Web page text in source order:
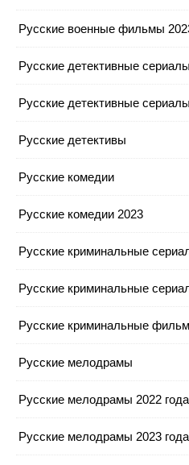
Русские военные фильмы
Русские детективные сериалы
Русские детективные
Русские детективы
Русские комедии
Русские комедии 2023
Русские криминальные
Русские криминальные
Русские криминальные
Русские мелодрамы
Русские мелодрамы 2022 года
Русские мелодрамы 2023 года